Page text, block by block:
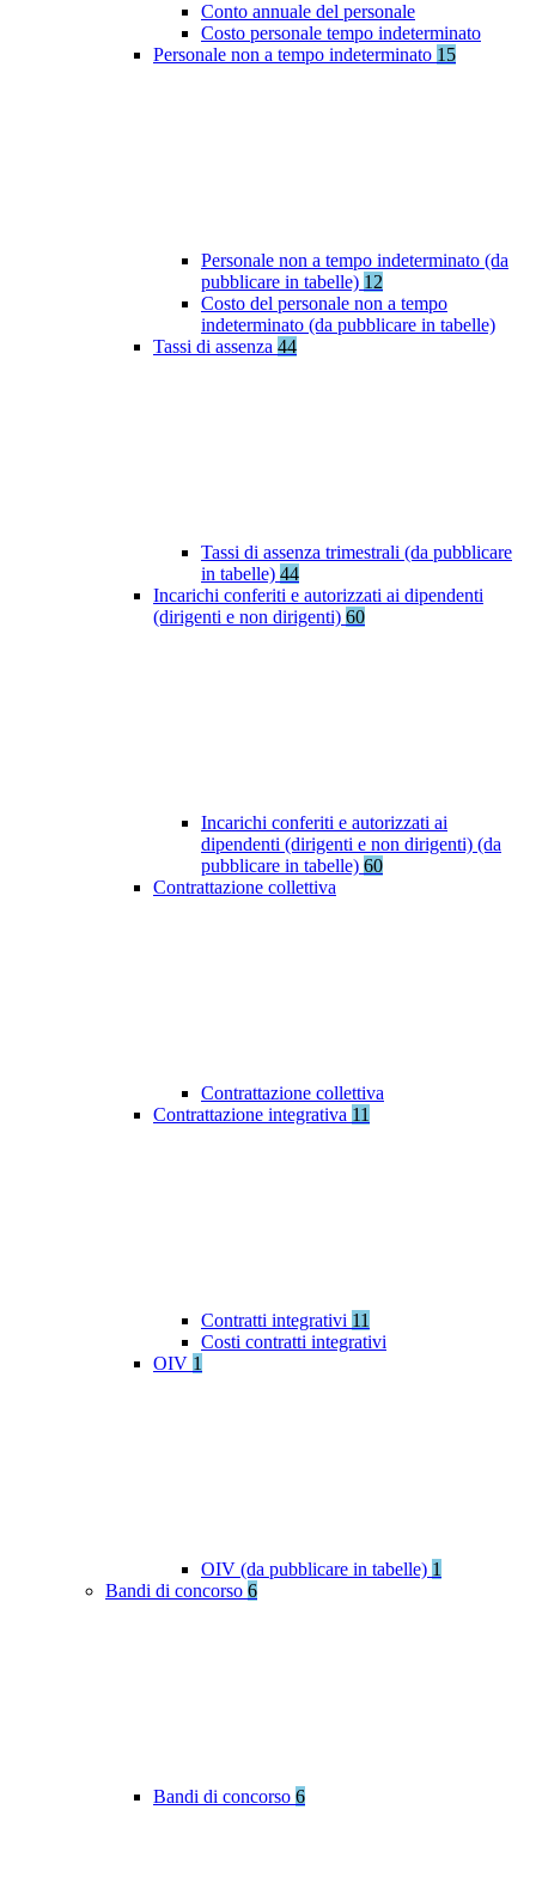
Conto annuale del personale
Costo personale tempo indeterminato
Personale non a tempo indeterminato 15
Personale non a tempo indeterminato (da
pubblicare in tabelle) 12
Costo del personale non a tempo
indeterminato (da pubblicare in tabelle)
Tassi di assenza 44
Tassi di assenza trimestrali (da pubblicare
in tabelle) 44
Incarichi conferiti e autorizzati ai dipendenti
(dirigenti e non dirigenti) 60
Incarichi conferiti e autorizzati ai
dipendenti (dirigenti e non dirigenti) (da
pubblicare in tabelle) 60
Contrattazione collettiva
Contrattazione collettiva
Contrattazione integrativa 11
Contratti integrativi 11
Costi contratti integrativi
OIV 1
OIV (da pubblicare in tabelle) 1
Bandi di concorso 6
Bandi di concorso 6